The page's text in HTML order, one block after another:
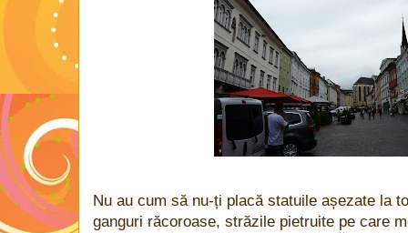
Nu au cum să nu-ți placă statuile așezate la
ganguri răcoroase, străzile pietruite pe care